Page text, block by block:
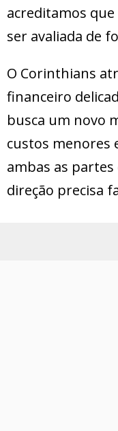
acreditamos
ser avaliada de
O Corinthians
financeiro
busca um novo
custos menores
ambas as
direção precisa